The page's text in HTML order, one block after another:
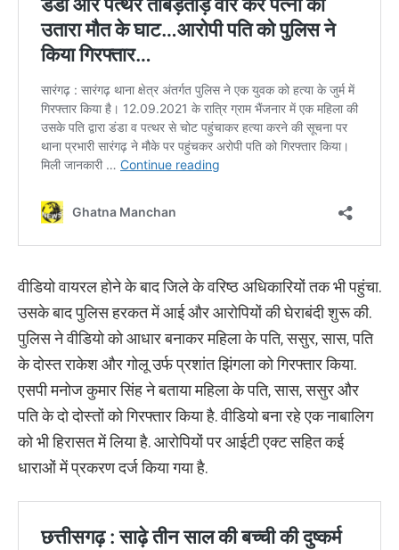
वीडियो वायरल होने के बाद जिले के वरिष्ठ अधिकारियों तक भी पहुंचा.
उसके बाद पुलिस हरकत में आई और आरोपियों की घेराबंदी शुरू की.
पुलिस ने वीडियो को आधार बनाकर महिला के पति, ससुर, सास, पति
के दोस्त राकेश और गोलू उर्फ प्रशांत झिंगला को गिरफ्तार किया.
एसपी मनोज कुमार सिंह ने बताया महिला के पति, सास, ससुर और
पति के दो दोस्तों को गिरफ्तार किया है. वीडियो बना रहे एक नाबालिग
को भी हिरासत में लिया है. आरोपियों पर आईटी एक्ट सहित कई
धाराओं में प्रकरण दर्ज किया गया है.